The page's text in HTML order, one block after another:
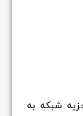
شبکه به